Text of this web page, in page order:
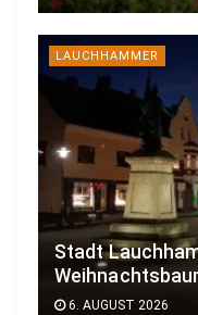
LAUCHHAMMER
Stadt
6. AUGUST 2026